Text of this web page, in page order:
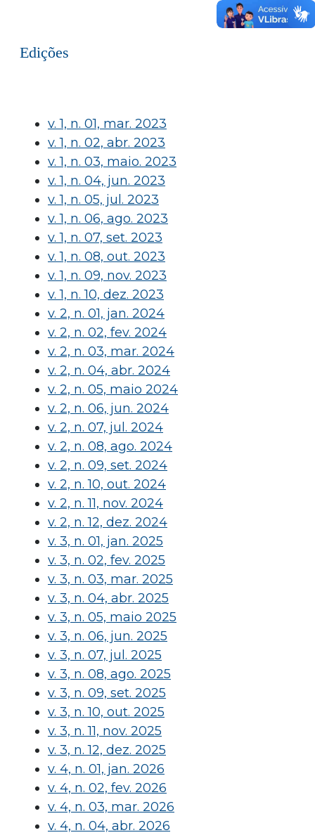
Edições
v. 1, n. 01, mar. 2023
v. 1, n. 02, abr. 2023
v. 1, n. 03, maio. 2023
v. 1, n. 04, jun. 2023
v. 1, n. 05, jul. 2023
v. 1, n. 06, ago. 2023
v. 1, n. 07, set. 2023
v. 1, n. 08, out. 2023
v. 1, n. 09, nov. 2023
v. 1, n. 10, dez. 2023
v. 2, n. 01, jan. 2024
v. 2, n. 02, fev. 2024
v. 2, n. 03, mar. 2024
v. 2, n. 04, abr. 2024
v. 2, n. 05, maio 2024
v. 2, n. 06, jun. 2024
v. 2, n. 07, jul. 2024
v. 2, n. 08, ago. 2024
v. 2, n. 09, set. 2024
v. 2, n. 10, out. 2024
v. 2, n. 11, nov. 2024
v. 2, n. 12, dez. 2024
v. 3, n. 01, jan. 2025
v. 3, n. 02, fev. 2025
v. 3, n. 03, mar. 2025
v. 3, n. 04, abr. 2025
v. 3, n. 05, maio 2025
v. 3, n. 06, jun. 2025
v. 3, n. 07, jul. 2025
v. 3, n. 08, ago. 2025
v. 3, n. 09, set. 2025
v. 3, n. 10, out. 2025
v. 3, n. 11, nov. 2025
v. 3, n. 12, dez. 2025
v. 4, n. 01, jan. 2026
v. 4, n. 02, fev. 2026
v. 4, n. 03, mar. 2026
v. 4, n. 04, abr. 2026